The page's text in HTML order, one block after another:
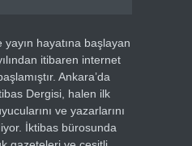
hayatına başlayan
itibaren internet
Ankara’da
Dergisi, halen ilk
ve yazarlarını
İktibas bürosunda